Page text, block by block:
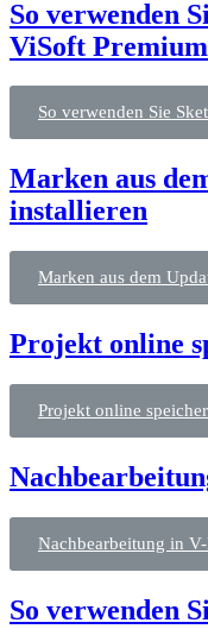
So verwenden
ViSoft Premium
So verwenden Sie
Marken aus
installieren
Marken aus dem
Projekt online
Projekt online
Nachbearbeitung in
So verwenden